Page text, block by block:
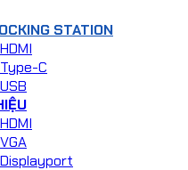
STATION
C